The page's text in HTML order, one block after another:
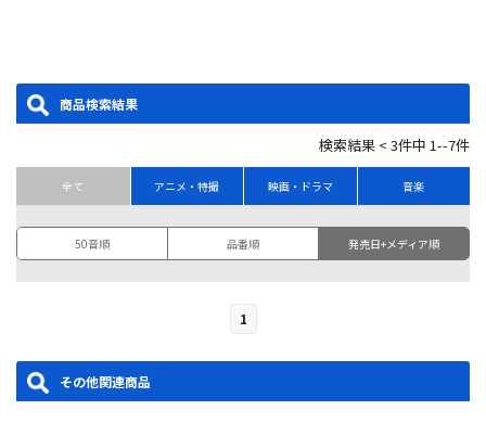
商品検索結果
検索結果 < 3件中 1--7件
全て アニメ・特撮 映画・ドラマ 音楽
50音順 品番順 発売日+メディア順
1
その他関連商品